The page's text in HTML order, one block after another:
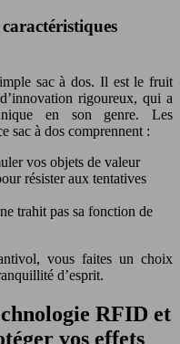
sac à dos. Il est le fruit
rigoureux, qui a
en son genre. Les
sac à dos comprennent :
vos objets de valeur
résister aux tentatives
trahit pas sa fonction de
vous faites un choix
d’esprit.
RFID et
vos effets